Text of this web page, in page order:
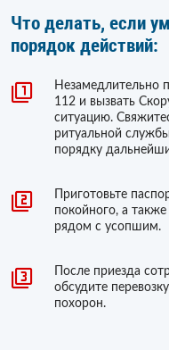
Что делать, если
порядок действий:
Незамедлительно
112 и вызвать
ситуацию.
ритуальной
порядку
Приготовьте
покойного, а
рядом с усопшим.
После приезда
обсудите
похорон.